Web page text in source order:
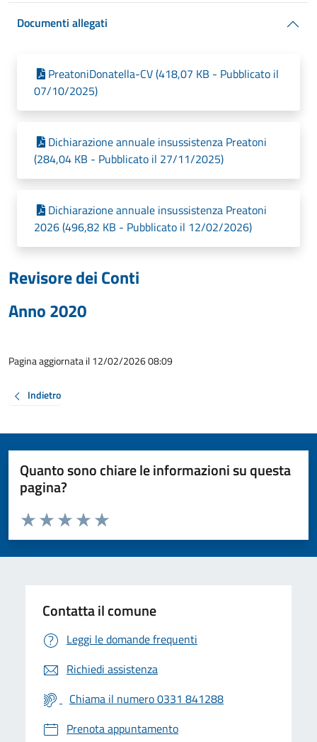
Documenti allegati
PreatoniDonatella-CV (418,07 KB - Pubblicato il
07/10/2025)
Dichiarazione annuale insussistenza Preatoni
(284,04 KB - Pubblicato il 27/11/2025)
Dichiarazione annuale insussistenza Preatoni
2026 (496,82 KB - Pubblicato il 12/02/2026)
Revisore dei Conti
Anno 2020
Pagina aggiornata il 12/02/2026 08:09
Indietro
Quanto sono chiare le informazioni su questa
pagina?
Valuta da 1 a 5 stelle la pagina
Valuta 5 stelle su 5
Valuta 4 stelle su 5
Valuta 3 stelle su 5
Valuta 2 stelle su 5
Valuta 1 stelle su 5
Contatta il comune
Leggi le domande frequenti
Richiedi assistenza
Chiama il numero 0331 841288
Prenota appuntamento